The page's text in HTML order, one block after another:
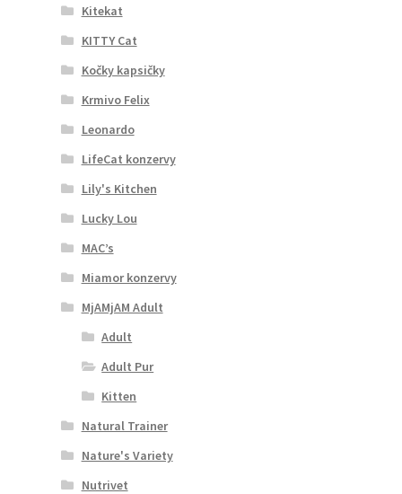
Kitekat
KITTY Cat
Kočky kapsičky
Krmivo Felix
Leonardo
LifeCat konzervy
Lily's Kitchen
Lucky Lou
MAC’s
Miamor konzervy
MjAMjAM Adult
Adult
Adult Pur
Kitten
Natural Trainer
Nature's Variety
Nutrivet